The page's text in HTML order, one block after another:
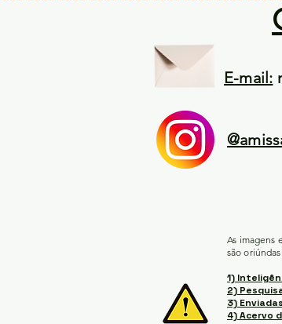
E-mail:
As imagens
são
1)
2)
3)
4) Acervo